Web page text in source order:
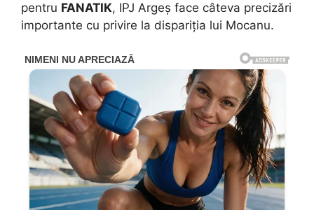
pentru FANATIK, IPJ Argeș face câteva precizări
importante cu privire la dispariția lui Mocanu.